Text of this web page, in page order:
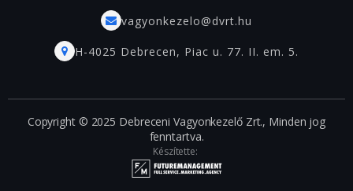
vagyonkezelo@dvrt.hu
H-4025 Debrecen, Piac u. 77. II. em. 5.
Copyright © 2025 Debreceni Vagyonkezelő Zrt., Minden jog
fenntartva.
Készítette: